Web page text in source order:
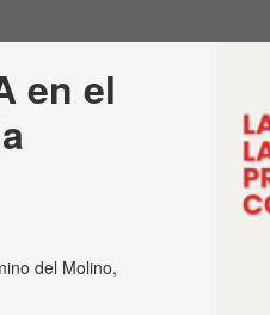
en el
del Molino,